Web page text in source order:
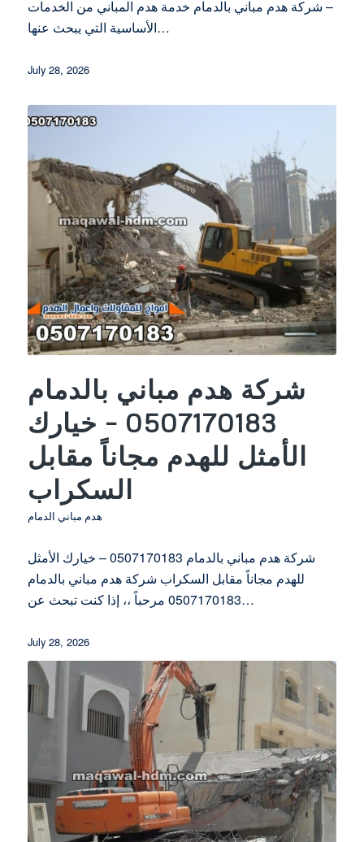
– شركة هدم مباني بالدمام خدمة هدم المباني من الخدمات
الأساسية التي يبحث عنها…
July 28, 2026
شركة هدم مباني بالدمام
0507170183 – خيارك
الأمثل للهدم مجاناً مقابل
السكراب
هدم مباني الدمام
شركة هدم مباني بالدمام 0507170183 – خيارك الأمثل
للهدم مجاناً مقابل السكراب شركة هدم مباني بالدمام
0507170183 مرحباً ،، إذا كنت تبحث عن…
July 28, 2026